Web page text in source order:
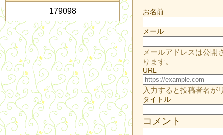
お名前
メール
メールアドレスは公開
ります。
URL
入力すると投稿者名が
タイトル
コメント
179098